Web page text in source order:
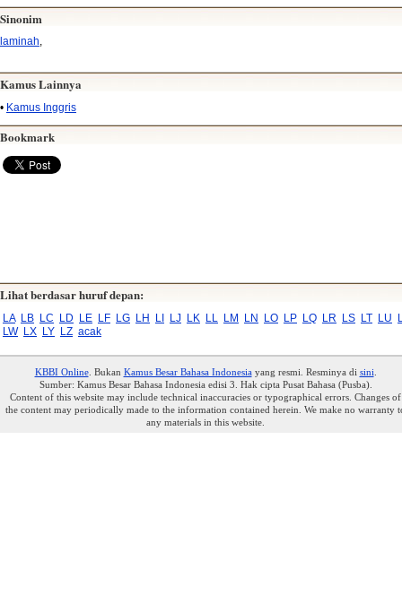
Sinonim
laminah,
Kamus Lainnya
• Kamus Inggris
Bookmark
Lihat berdasar huruf depan:
LA LB LC LD LE LF LG LH LI LJ LK LL LM LN LO LP LQ LR LS LT LU
LW LX LY LZ acak
KBBI Online. Bukan Kamus Besar Bahasa Indonesiayang resmi. Resminya di sini
Sumber: Kamus Besar Bahasa Indonesia edisi 3. Hak cipta Pusat Bahasa (Pusba).
Content of this website may include technical inaccuracies or typographical errors. Changes of
the content may periodically made to the information contained herein. We make no warranty
any materials in this website.